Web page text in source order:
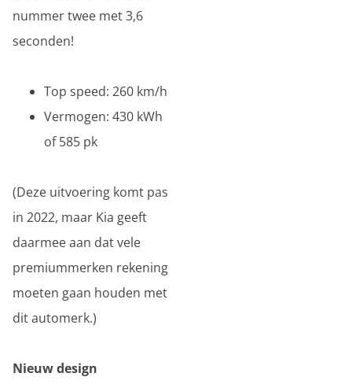
nummer twee met 3,6
seconden!
Top speed: 260 km/h
Vermogen: 430 kWh
of 585 pk
(Deze uitvoering komt pas
in 2022, maar Kia geeft
daarmee aan dat vele
premiummerken rekening
moeten gaan houden met
dit automerk.)
Nieuw design